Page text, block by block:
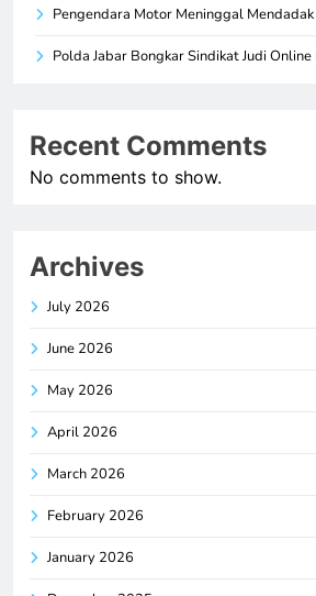
Pengendara Motor Meninggal
Polda Jabar Bongkar Sindikat Judi
Recent Comments
No comments to show.
Archives
July 2026
June 2026
May 2026
April 2026
March 2026
February 2026
January 2026